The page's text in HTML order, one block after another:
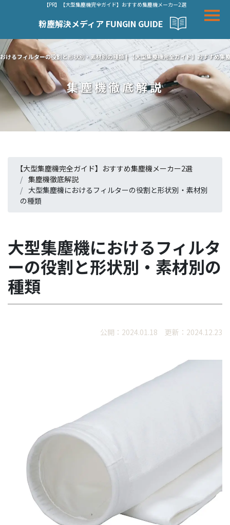
【PR】【大型集塵機完全ガイド】おすすめ集塵機メーカー2選
粉塵解決メディア FUNGIN GUIDE
けるフィルターの役割と形状別・素材別の種類 | 【大型集塵機完全ガイド】おすすめ集
集塵機徹底解説
【大型集塵機完全ガイド】おすすめ集塵機メーカー2選
集塵機徹底解説
大型集塵機におけるフィルターの役割と形状別・素材別
の種類
大型集塵機におけるフィルタ
ーの役割と形状別・素材別の
種類
公開：2024.01.18 更新：2024.12.23